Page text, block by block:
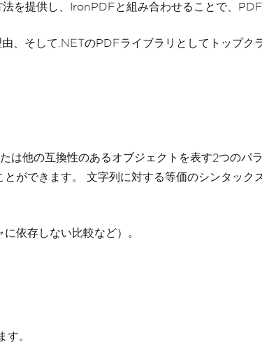
を提供し、IronPDFと組み合わせることで、
、そして.NETのPDFライブラリとしてトップク
他の互換性のあるオブジェクトを表す2つのパ
ができます。 文字列に対する等価のシンタッ
依存しない比較など）。
。